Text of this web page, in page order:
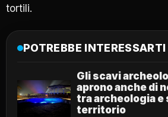
tortili.
POTREBBE INTERESSARTI
Gli scavi
aprono anche di
tra archeologia e
territorio